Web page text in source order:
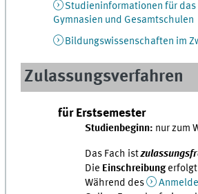
Studieninformationen für das
Gymnasien und Gesamtschulen
Bildungswissenschaften im
Zulassungsverfahren
für Erstsemester
Studienbeginn: nur zum
Das Fach ist
Die Einschreibungerfolgt
Während des